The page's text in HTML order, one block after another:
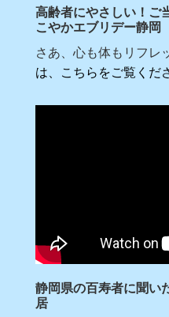
高齢者にやさしい！
こやかエブリデー静岡
さあ、心も体もリフレ
は、こちらをご覧くだ
静岡県の百寿者に聞い
居